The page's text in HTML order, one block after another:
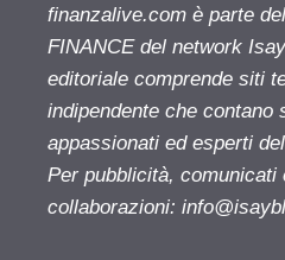
finanzalive.com è parte
FINANCE del network
editoriale comprende siti
indipendente che contano
appassionati ed esperti
Per pubblicità, comunicati
collaborazioni: